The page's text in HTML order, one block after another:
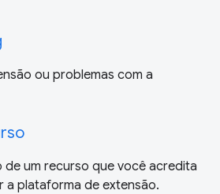
ou problemas com a
de um recurso que você acredita
a plataforma de extensão.